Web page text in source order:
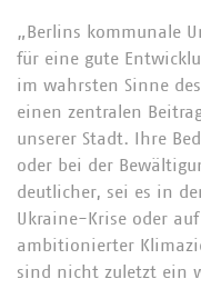
„Berlins kommunale
für eine gute
im wahrsten Sinne
einen zentralen
unserer Stadt. Ihre
oder bei der
deutlicher, sei es in
Ukraine-Krise oder
ambitionierter
sind nicht zuletzt ein